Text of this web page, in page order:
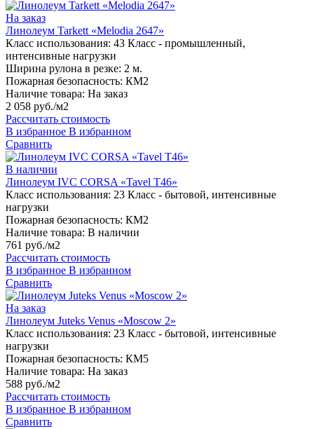
На заказ
Линолеум Tarkett «Melodia 2647»
Класс использования: 43 Класс - промышленный,
интенсивные нагрузки
Ширина рулона в резке: 2 м.
Пожарная безопасность: КМ2
Наличие товара: На заказ
2 058 руб./м2
Рассчитать стоимость
В избранное В избранном
Сравнить
В наличии
Линолеум IVC CORSA «Tavel T46»
Класс использования: 23 Класс - бытовой, интенсивные
нагрузки
Пожарная безопасность: КМ2
Наличие товара: В наличии
761 руб./м2
Рассчитать стоимость
В избранное В избранном
Сравнить
На заказ
Линолеум Juteks Venus «Moscow 2»
Класс использования: 23 Класс - бытовой, интенсивные
нагрузки
Пожарная безопасность: КМ5
Наличие товара: На заказ
588 руб./м2
Рассчитать стоимость
В избранное В избранном
Сравнить